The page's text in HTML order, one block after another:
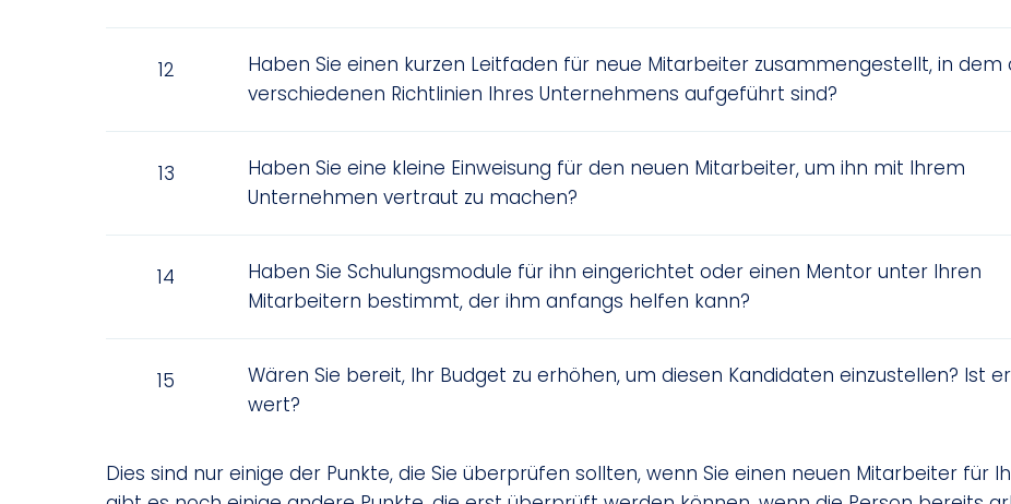
12
Haben Sie einen kurzen Leitfaden für neue Mitarbeiter zusammengestellt, in dem
verschiedenen Richtlinien Ihres Unternehmens aufgeführt sind?
13
Haben Sie eine kleine Einweisung für den neuen Mitarbeiter, um ihn mit Ihrem
Unternehmen vertraut zu machen?
14
Haben Sie Schulungsmodule für ihn eingerichtet oder einen Mentor unter Ihren
Mitarbeitern bestimmt, der ihm anfangs helfen kann?
15
Wären Sie bereit, Ihr Budget zu erhöhen, um diesen Kandidaten einzustellen? Ist
wert?
Dies sind nur einige der Punkte, die Sie überprüfen sollten, wenn Sie einen neuen Mitarbeiter für